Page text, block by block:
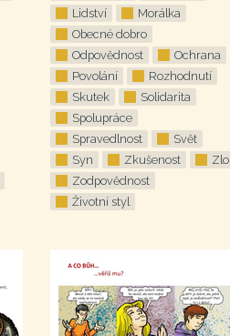
Lidství
Morálka
Obecné dobro
Odpovědnost
Ochrana
Povolání
Rozhodnutí
Skutek
Solidarita
Spolupráce
Spravedlnost
Svět
Syn
Zkušenost
Zlo
Zodpovědnost
Životní styl